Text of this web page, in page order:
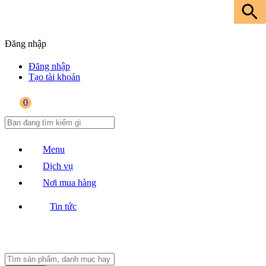
Đăng nhập
Đăng nhập
Tạo tài khoản
0
Menu
Dịch vụ
Nơi mua hàng
Tin tức